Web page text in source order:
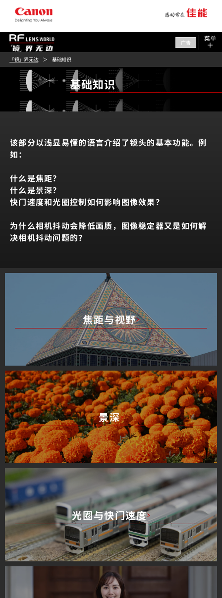
广告
菜单
「镜」界无边 基础知识
基础知识
该部分以浅显易懂的语言介绍了镜头的基本功能。例
如：
什么是焦距？
什么是景深？
快门速度和光圈控制如何影响图像效果？
为什么相机抖动会降低画质， 图像稳定器又是如何解
决相机抖动问题的？
焦距与视野
景深
光圈与快门速度